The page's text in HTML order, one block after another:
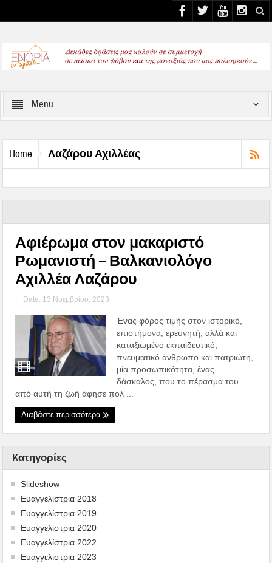
Menu
Home Λαζάρου Αχιλλέας
Αφιέρωμα στον μακαριστό
Ρωμανιστή – Βαλκανιολόγο
Αχιλλέα Λαζάρου
| Date: 13 Νοεμβρίου, 2023
Ένας φόρος τιμής στον ιστορικό,
επιστήμονα, ερευνητή, αλλά και
καταξιωμένο εκπαιδευτικό,
πνευματικό άνθρωπο και πατριώτη,
μία προσωπικότητα, ένας
δάσκαλος, που το πέρασμα του
από αυτή τη ζωή άφησε πολ ...
Διαβάστε περισσότερα
Kατηγορίες
Slideshow
Ευαγγελίστρια 2018
Ευαγγελίστρια 2019
Ευαγγελίστρια 2020
Ευαγγελίστρια 2022
Ευαγγελίστρια 2023